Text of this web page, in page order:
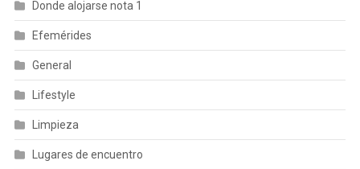
Donde alojarse nota 1
Efemérides
General
Lifestyle
Limpieza
Lugares de encuentro